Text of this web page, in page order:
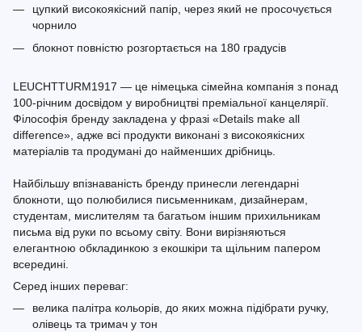
цупкий високоякісний папір, через який не просочується
чорнило
блокнот повністю розгортається на 180 градусів
LEUCHTTURM1917 — це німецька сімейна компанія з понад
100-річним досвідом у виробництві преміальної канцелярії.
Філософія бренду закладена у фразі «Details make all
difference», адже всі продукти виконані з високоякісних
матеріалів та продумані до найменших дрібниць.
Найбільшу впізнаваність бренду принесли легендарні
блокноти, що полюбилися письменникам, дизайнерам,
студентам, мислителям та багатьом іншим прихильникам
письма від руки по всьому світу. Вони вирізняються
елегантною обкладинкою з екошкіри та щільним папером
всередині.
Серед інших переваг:
велика палітра кольорів, до яких можна підібрати ручку,
олівець та тримач у тон